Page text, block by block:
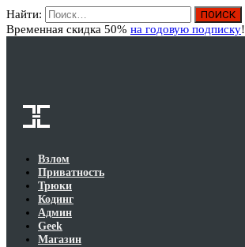
Найти:
Временная скидка 50% на годовую подписку!
Взлом
Приватность
Трюки
Кодинг
Админ
Geek
Магазин